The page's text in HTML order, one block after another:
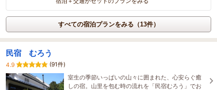
すべての宿泊プランをみる（13件）
民宿 むろう
4.9
(91件)
室生の季節いっぱいの山々に囲まれた、心安らぐ癒
しの宿。山里を包む時の流れを「民宿むろう」でお